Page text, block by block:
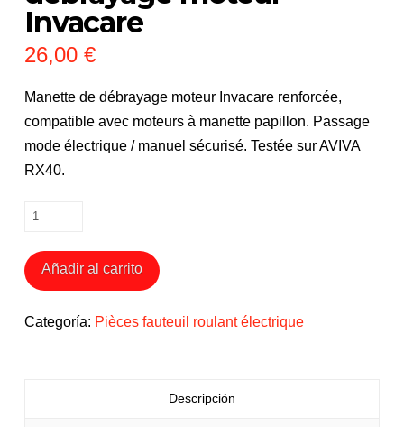
Invacare
26,00 €
Manette de débrayage moteur Invacare renforcée,
compatible avec moteurs à manette papillon. Passage
mode électrique / manuel sécurisé. Testée sur AVIVA
RX40.
Manette
débrayage
moteur
cantidad
Añadir al carrito
Categoría: Pièces fauteuil roulant électrique
Descripción